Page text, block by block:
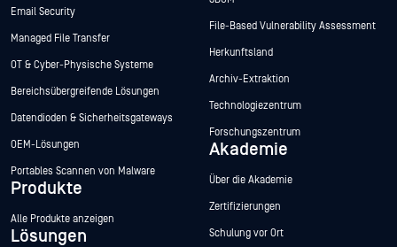
Email Security
Managed File Transfer
OT & Cyber-Physische Systeme
Bereichsübergreifende Lösungen
Datendioden & Sicherheitsgateways
OEM-Lösungen
Portables Scannen von Malware
Produkte
Alle Produkte anzeigen
Lösungen
File-Based Vulnerability Assessment
Herkunftsland
Archiv-Extraktion
Technologiezentrum
Forschungszentrum
Akademie
Über die Akademie
Zertifizierungen
Schulung vor Ort